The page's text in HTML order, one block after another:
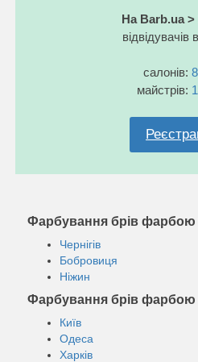
На Barb.ua >
відвідувачів
салонів:
майстрів:
Фарбування брів фарбою
Чернігів
Бобровиця
Ніжин
Фарбування брів фарбою
Київ
Одеса
Харків